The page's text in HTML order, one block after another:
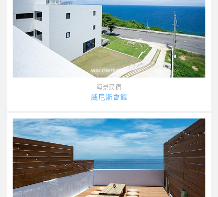
海景民宿
威尼斯會館